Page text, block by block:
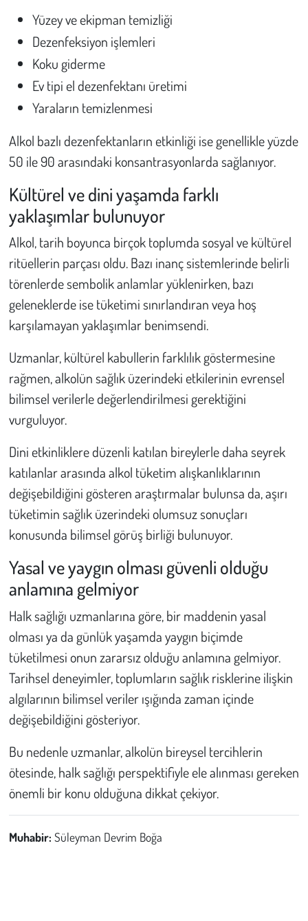
Yüzey ve ekipman temizliği
Dezenfeksiyon işlemleri
Koku giderme
Ev tipi el dezenfektanı üretimi
Yaraların temizlenmesi
Alkol bazlı dezenfektanların etkinliği ise genellikle yüzde
50 ile 90 arasındaki konsantrasyonlarda sağlanıyor.
Kültürel ve dini yaşamda farklı
yaklaşımlar bulunuyor
Alkol, tarih boyunca birçok toplumda sosyal ve kültürel
ritüellerin parçası oldu. Bazı inanç sistemlerinde belirli
törenlerde sembolik anlamlar yüklenirken, bazı
geleneklerde ise tüketimi sınırlandıran veya hoş
karşılamayan yaklaşımlar benimsendi.
Uzmanlar, kültürel kabullerin farklılık göstermesine
rağmen, alkolün sağlık üzerindeki etkilerinin evrensel
bilimsel verilerle değerlendirilmesi gerektiğini
vurguluyor.
Dini etkinliklere düzenli katılan bireylerle daha seyrek
katılanlar arasında alkol tüketim alışkanlıklarının
değişebildiğini gösteren araştırmalar bulunsa da, aşırı
tüketimin sağlık üzerindeki olumsuz sonuçları
konusunda bilimsel görüş birliği bulunuyor.
Yasal ve yaygın olması güvenli olduğu
anlamına gelmiyor
Halk sağlığı uzmanlarına göre, bir maddenin yasal
olması ya da günlük yaşamda yaygın biçimde
tüketilmesi onun zararsız olduğu anlamına gelmiyor.
Tarihsel deneyimler, toplumların sağlık risklerine ilişkin
algılarının bilimsel veriler ışığında zaman içinde
değişebildiğini gösteriyor.
Bu nedenle uzmanlar, alkolün bireysel tercihlerin
ötesinde, halk sağlığı perspektifiyle ele alınması gereken
önemli bir konu olduğuna dikkat çekiyor.
Muhabir: Süleyman Devrim Boğa